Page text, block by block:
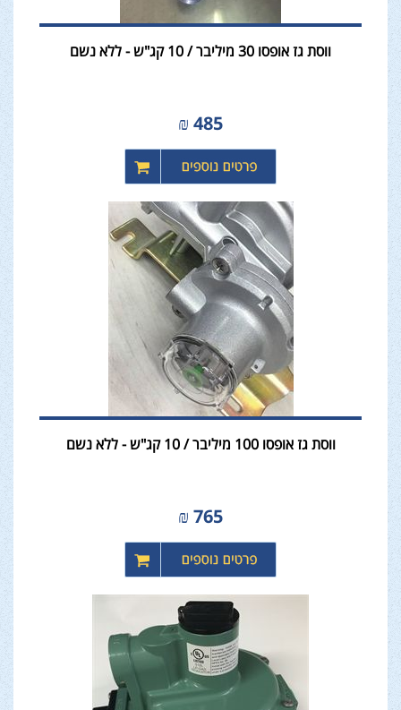
ווסת גז אופסו 30 מיליבר / 10 קג"ש - ללא נשם
485
₪
ווסת גז אופסו 100 מיליבר / 10 קג"ש - ללא נשם
765
₪